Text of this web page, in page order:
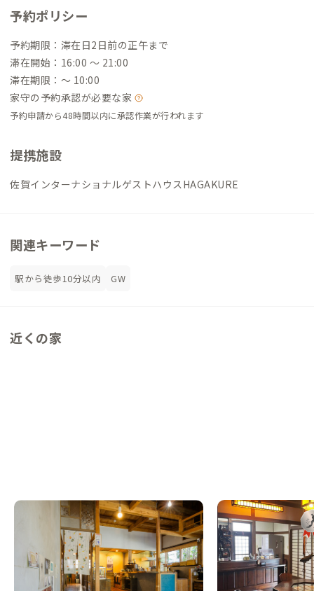
予約ポリシー
予約期限：滞在日2日前の正午まで
滞在開始：16:00 〜 21:00
滞在期限：〜 10:00
家守の予約承認が必要な家
予約申請から48時間以内に承認作業が行われます
提携施設
佐賀インターナショナルゲストハウスHAGAKURE
関連キーワード
駅から徒歩10分以内 GW
近くの家
ゲストハウス
【福岡から90分】有明海に面する佐賀と熊
本に挟まれた家
この家からの距離 15km
筑後A邸
福岡県 戸建て
【インターから車3分
藝家具を愛でるノス
この家からの距離 21km